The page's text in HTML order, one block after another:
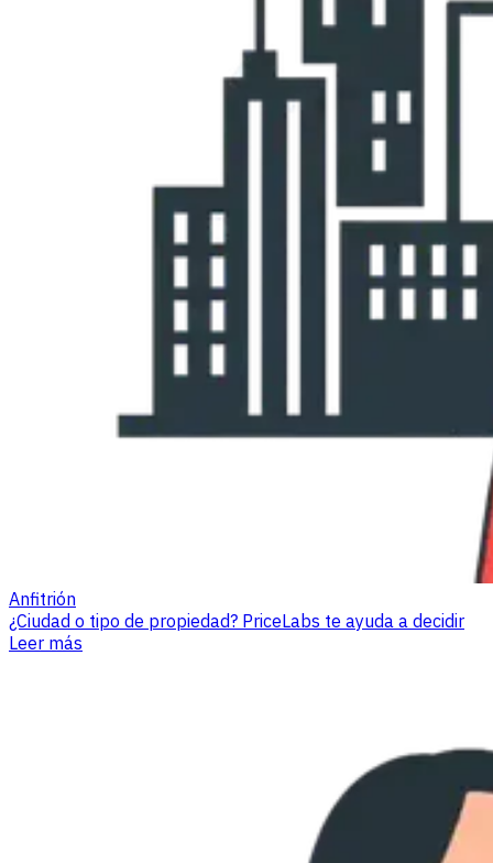
Anfitrión
¿Ciudad o tipo de propiedad? PriceLabs te ayuda a decidir
Leer más